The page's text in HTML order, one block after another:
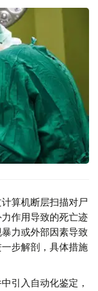
算机断层扫描对尸
作用导致的死亡迹
力或外部因素导致
步解剖，具体措施
引入自动化鉴定，